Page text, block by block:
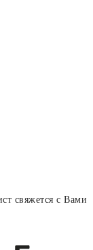
свяжется с Вами